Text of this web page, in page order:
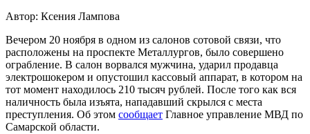
Автор: Ксения Лампова
Вечером 20 ноября в одном из салонов сотовой связи, что
расположены на проспекте Металлургов, было совершено
ограбление. В салон ворвался мужчина, ударил продавца
электрошокером и опустошил кассовый аппарат, в котором на
тот момент находилось 210 тысяч рублей. После того как вся
наличность была изъята, нападавший скрылся с места
преступления. Об этом сообщает Главное управление МВД по
Самарской области.